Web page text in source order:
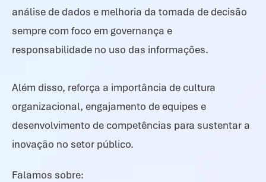
análise de dados e melhoria da tomada de decisão
sempre com foco em governança e
responsabilidade no uso das informações.
Além disso, reforça a importância de cultura
organizacional, engajamento de equipes e
desenvolvimento de competências para sustentar a
inovação no setor público.
Falamos sobre: